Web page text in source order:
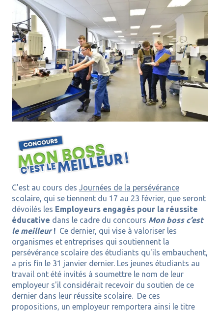
C'est au cours des Journées de la persévérance
scolaire, qui se tiennent du 17 au 23 février, que seront
dévoilés les Employeurs engagés pour la réussite
éducative dans le cadre du concours Mon boss c’est
le meilleur!Ce dernier, qui vise à valoriser les
organismes et entreprises qui soutiennent la
persévérance scolaire des étudiants qu'ils embauchent,
a pris fin le 31 janvier dernier. Les jeunes étudiants au
travail ont été invités à soumettre le nom de leur
employeur s'il considérait recevoir du soutien de ce
dernier dans leur réussite scolaire. De ces
propositions, un employeur remportera ainsi le titre